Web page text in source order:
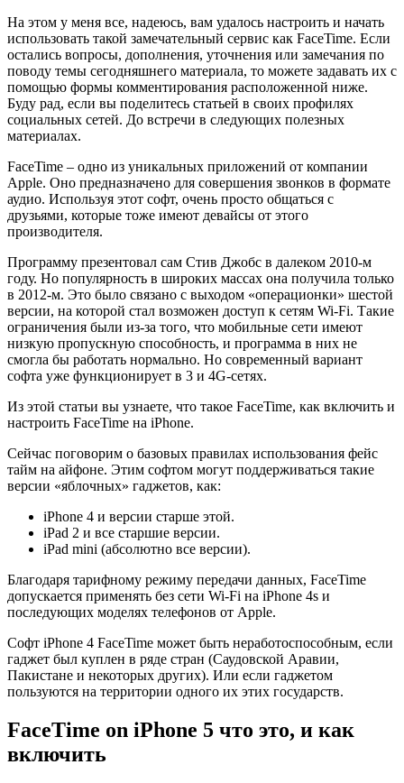
На этом у меня все, надеюсь, вам удалось настроить и начать
использовать такой замечательный сервис как FaceTime. Если
остались вопросы, дополнения, уточнения или замечания по
поводу темы сегодняшнего материала, то можете задавать их с
помощью формы комментирования расположенной ниже.
Буду рад, если вы поделитесь статьей в своих профилях
социальных сетей. До встречи в следующих полезных
материалах.
FaceTime – одно из уникальных приложений от компании
Apple. Оно предназначено для совершения звонков в формате
аудио. Используя этот софт, очень просто общаться с
друзьями, которые тоже имеют девайсы от этого
производителя.
Программу презентовал сам Стив Джобс в далеком 2010-м
году. Но популярность в широких массах она получила только
в 2012-м. Это было связано с выходом «операционки» шестой
версии, на которой стал возможен доступ к сетям Wi-Fi. Такие
ограничения были из-за того, что мобильные сети имеют
низкую пропускную способность, и программа в них не
смогла бы работать нормально. Но современный вариант
софта уже функционирует в 3 и 4G-сетях.
Из этой статьи вы узнаете, что такое FaceTime, как включить и
настроить FaceTime на iPhone.
Сейчас поговорим о базовых правилах использования фейс
тайм на айфоне. Этим софтом могут поддерживаться такие
версии «яблочных» гаджетов, как:
iPhone 4 и версии старше этой.
iPad 2 и все старшие версии.
iPad mini (абсолютно все версии).
Благодаря тарифному режиму передачи данных, FaceTime
допускается применять без сети Wi-Fi на iPhone 4s и
последующих моделях телефонов от Apple.
Софт iPhone 4 FaceTime может быть неработоспособным, если
гаджет был куплен в ряде стран (Саудовской Аравии,
Пакистане и некоторых других). Или если гаджетом
пользуются на территории одного их этих государств.
FaceTime on iPhone 5 что это, и как
включить